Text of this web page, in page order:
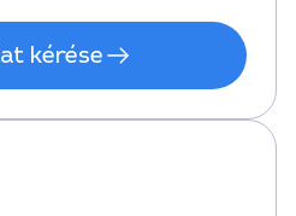
kérése